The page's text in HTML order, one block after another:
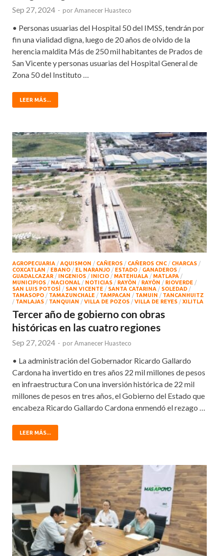
Sep 27, 2024 - porAmanecer Huasteco
• Personas usuarias del Hospital 50 del IMSS, tendrán por
fin una vialidad digna, luego de 20 años de olvido de la
herencia maldita Más de 250 mil habitantes de Prados de
San Vicente y personas usuarias del Hospital General de
Zona 50 del Instituto …
LEER MÁS...
AGROPECUARIA / AQUISMON / CAÑEROS / CAÑEROS CNC / CHARCAS /
COXCATLAN / EBANO / EL NARANJO / ESTADO / GANADEROS /
GUADALCAZAR / INGENIOS / INICIO / MATEHUALA / MATLAPA /
MUNICIPIOS / NACIONAL / NOTICIAS / RAYÒN / RAYÓN / RIOVERDE /
SAN LUIS POTOSÍ / SAN VICENTE / SANTA CATARINA / SOLEDAD /
TAMASOPO / TAMAZUNCHALE / TAMPACAN / TAMUIN / TANCANHUITZ
/ TANLAJAS / TANQUIAN / VILLA DE POZOS / VILLA DE REYES / XILITLA
Tercer año de gobierno con obras
históricas en las cuatro regiones
Sep 27, 2024 - porAmanecer Huasteco
• La administración del Gobernador Ricardo Gallardo
Cardona ha invertido en tres años 22 mil millones de pesos
en infraestructura Con una inversión histórica de 22 mil
millones de pesos en tres años, el Gobierno del Estado que
encabeza Ricardo Gallardo Cardona enmendó el rezago …
LEER MÁS...